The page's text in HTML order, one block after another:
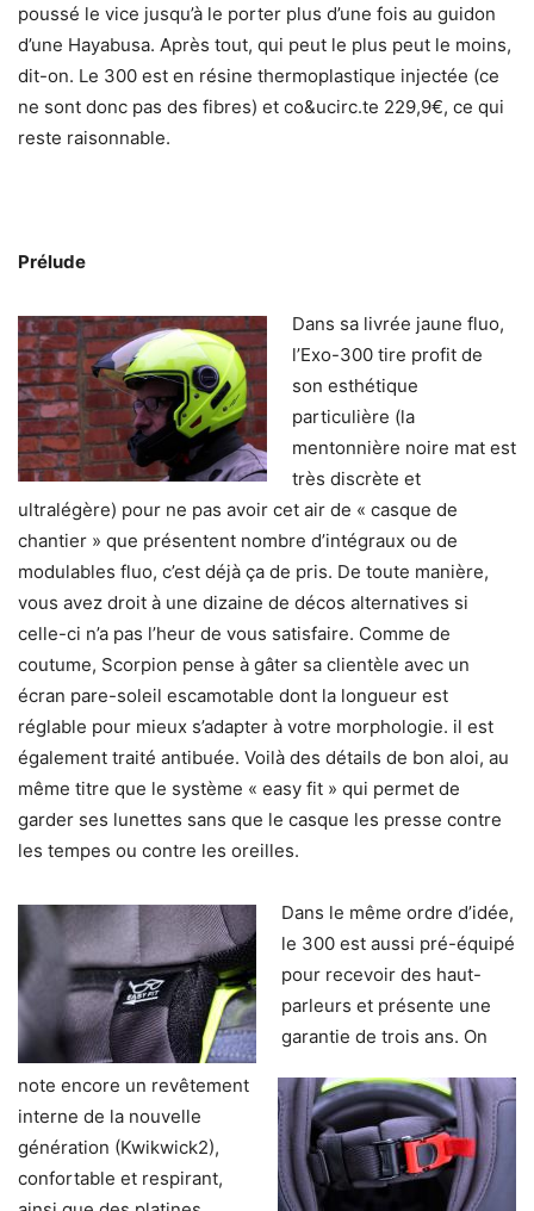
poussé le vice jusqu’à le porter plus d’une fois au guidon
d’une Hayabusa. Après tout, qui peut le plus peut le moins,
dit-on. Le 300 est en résine thermoplastique injectée (ce
ne sont donc pas des fibres) et co&ucirc.te 229,9€, ce qui
reste raisonnable.
Prélude
Dans sa livrée jaune fluo,
l’Exo-300 tire profit de
son esthétique
particulière (la
mentonnière noire mat est
très discrète et
ultralégère) pour ne pas avoir cet air de « casque de
chantier » que présentent nombre d’intégraux ou de
modulables fluo, c’est déjà ça de pris. De toute manière,
vous avez droit à une dizaine de décos alternatives si
celle-ci n’a pas l’heur de vous satisfaire. Comme de
coutume, Scorpion pense à gâter sa clientèle avec un
écran pare-soleil escamotable dont la longueur est
réglable pour mieux s’adapter à votre morphologie. il est
également traité antibuée. Voilà des détails de bon aloi, au
même titre que le système « easy fit » qui permet de
garder ses lunettes sans que le casque les presse contre
les tempes ou contre les oreilles.
Dans le même ordre d’idée,
le 300 est aussi pré-équipé
pour recevoir des haut-
parleurs et présente une
garantie de trois ans. On
note encore un revêtement
interne de la nouvelle
génération (Kwikwick2),
confortable et respirant,